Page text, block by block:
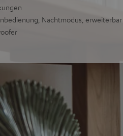
Nachtmodus, erweiterbar